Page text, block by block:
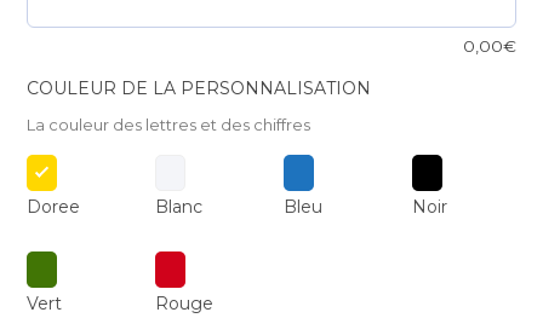
0,00€
COULEUR DE LA PERSONNALISATION
La couleur des lettres et des chiffres
Doree Blanc Bleu Noir
Vert Rouge